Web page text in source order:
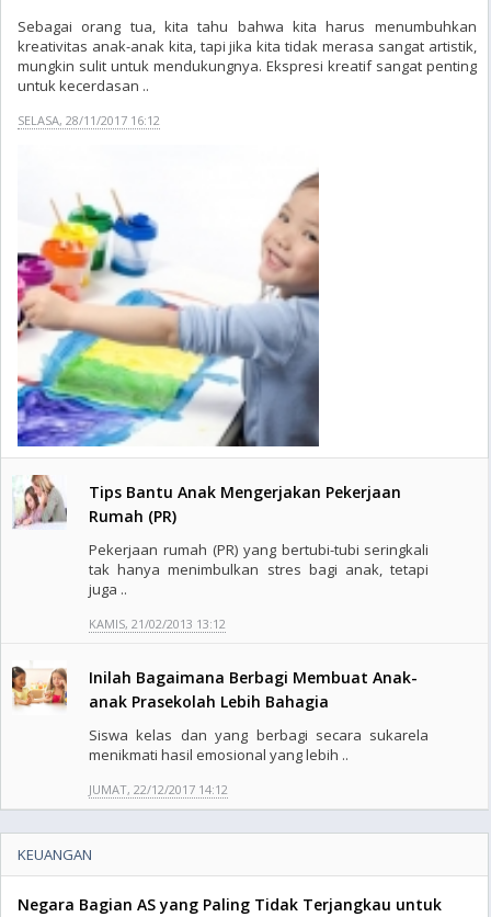
Sebagai orang tua, kita tahu bahwa kita harus menumbuhkan
kreativitas anak-anak kita, tapi jika kita tidak merasa sangat artistik,
mungkin sulit untuk mendukungnya. Ekspresi kreatif sangat penting
untuk kecerdasan ..
SELASA, 28/11/2017 16:12
Tips Bantu Anak Mengerjakan Pekerjaan
Rumah (PR)
Pekerjaan rumah (PR) yang bertubi-tubi seringkali
tak hanya menimbulkan stres bagi anak, tetapi
juga ..
KAMIS, 21/02/2013 13:12
Inilah Bagaimana Berbagi Membuat Anak-
anak Prasekolah Lebih Bahagia
Siswa kelas dan yang berbagi secara sukarela
menikmati hasil emosional yang lebih ..
JUMAT, 22/12/2017 14:12
KEUANGAN
Negara Bagian AS yang Paling Tidak Terjangkau untuk